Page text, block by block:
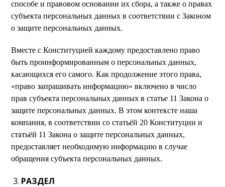
способе и правовом основании их сбора, а также о правах
субъекта персональных данных в соответствии с Законом
о защите персональных данных.
Вместе с Конституцией каждому предоставлено право
быть проинформированным о персональных данных,
касающихся его самого. Как продолжение этого права,
«право запрашивать информацию» включено в число
прав субъекта персональных данных в статье 11 Закона о
защите персональных данных. В этом контексте наша
компания, в соответствии со статьёй 20 Конституции и
статьёй 11 Закона о защите персональных данных,
предоставляет необходимую информацию в случае
обращения субъекта персональных данных.
РАЗДЕЛ